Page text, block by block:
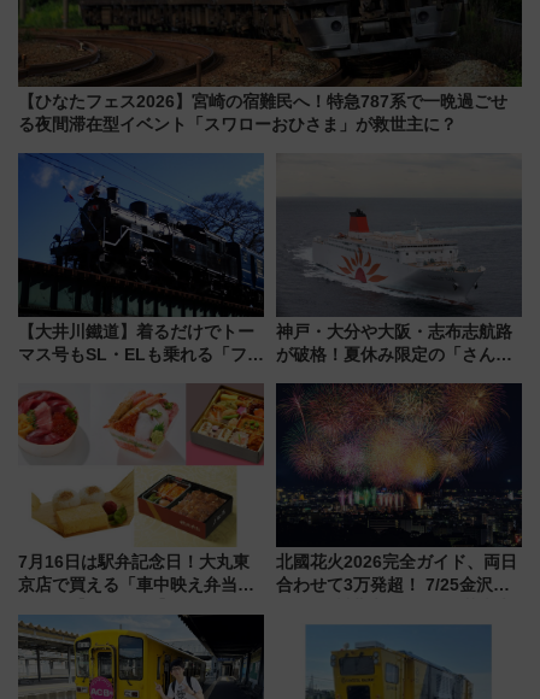
【ひなたフェス2026】宮崎の宿難民へ！特急787系で一晩過ごせ
る夜間滞在型イベント「スワローおひさま」が救世主に？
【大井川鐵道】着るだけでトー
マス号もSL・ELも乗れる「フリ
受注販売
神戸・大分や大阪・志布志航路
が破格！夏休み限定の「さんふ
ート 夕朝食ビュッフェ付きで
快適な船旅はいかが？
7月16日は駅弁記念日！大丸東
京店で買える「車中映え弁当」
北國花火2026完全ガイド、両日
合わせて3万発超！ 7/25金沢大
会の日程・アクセス・観覧席ま
とめ（石川県）